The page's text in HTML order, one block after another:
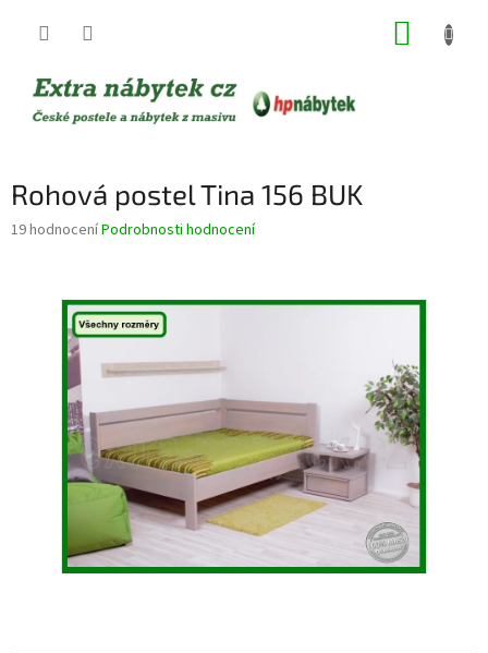
Rohová postel Tina 156 BUK
Průměrné
hvězdiček.
19 hodnoceníPodrobnosti hodnocení